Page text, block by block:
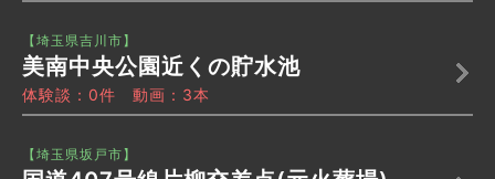
【埼玉県吉川市】
美南中央公園近くの貯水池
体験談：0件 動画：3本
【埼玉県坂戸市】